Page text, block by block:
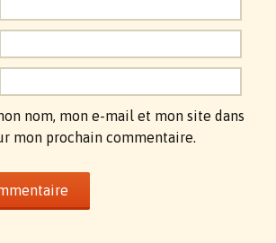
nom, mon e-mail et mon site dans
mon prochain commentaire.